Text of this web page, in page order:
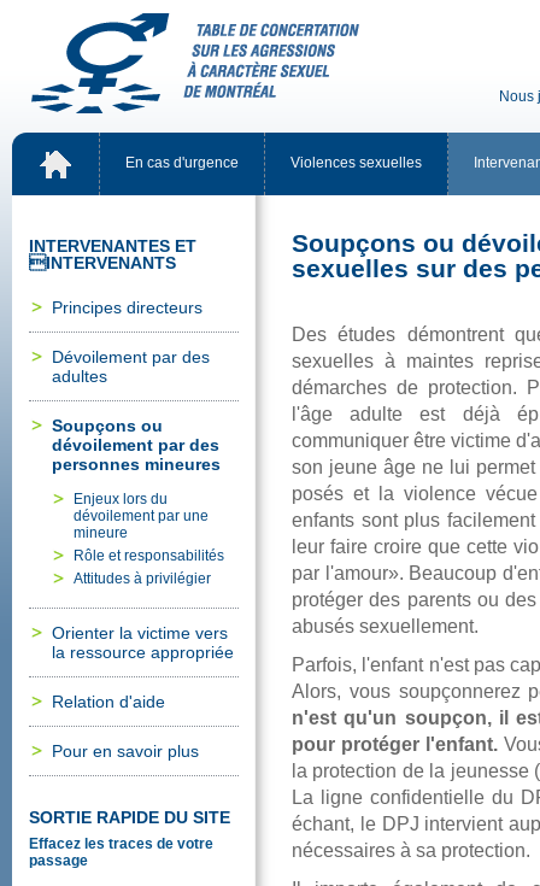
Encasd'urgence Violencessexuelles
INTERVENANTESET
INTERVENANTS
Principesdirecteurs
Dévoilementpardes
adultes
Soupçonsou
dévoilementpardes
personnesmineures
Enjeuxlorsdu
dévoilementparune
mineure
Rôleetresponsabilités
Attitudesàprivilégier
Orienterlavictimevers
laressourceappropriée
Relationd'aide
Pourensavoirplus
SORTIERAPIDEDUSITE
Effacezlestracesdevotre
passage
abuséssexuellement.
pourprotégerl'enfant.
nécessairesàsaprotection.